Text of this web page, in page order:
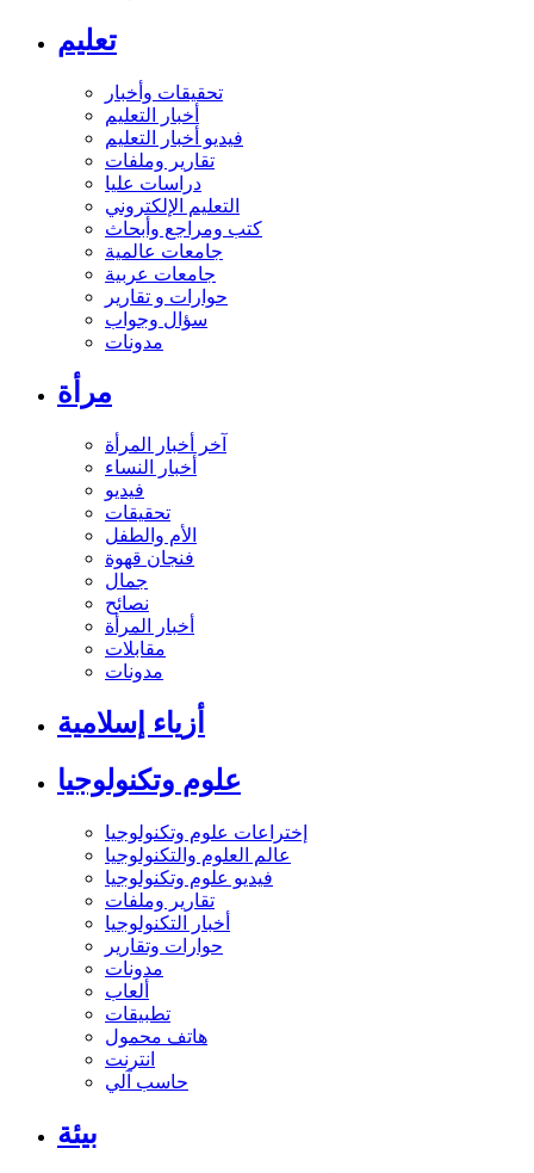
تعليم
تحقيقات وأخبار
أخبار التعليم
فيديو أخبار التعليم
تقارير وملفات
دراسات عليا
التعليم الإلكتروني
كتب ومراجع وأبحاث
جامعات عالمية
جامعات عربية
حوارات و تقارير
سؤال وجواب
مدونات
مرأة
آخر أخبار المرأة
أخبار النساء
فيديو
تحقيقات
الأم والطفل
فنجان قهوة
جمال
نصائح
أخبار المرأة
مقابلات
مدونات
أزياء إسلامية
علوم وتكنولوجيا
إختراعات علوم وتكنولوجيا
عالم العلوم والتكنولوجيا
فيديو علوم وتكنولوجيا
تقارير وملفات
أخبار التكنولوجيا
حوارات وتقارير
مدونات
ألعاب
تطبيقات
هاتف محمول
انترنت
حاسب آلي
بيئة